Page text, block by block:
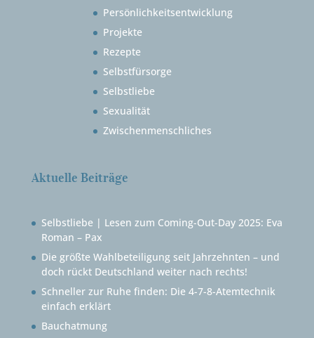
Persönlichkeitsentwicklung
Projekte
Rezepte
Selbstfürsorge
Selbstliebe
Sexualität
Zwischenmenschliches
Aktuelle Beiträge
Selbstliebe | Lesen zum Coming-Out-Day 2025: Eva
Roman – Pax
Die größte Wahlbeteiligung seit Jahrzehnten – und
doch rückt Deutschland weiter nach rechts!
Schneller zur Ruhe finden: Die 4-7-8-Atemtechnik
einfach erklärt
Bauchatmung